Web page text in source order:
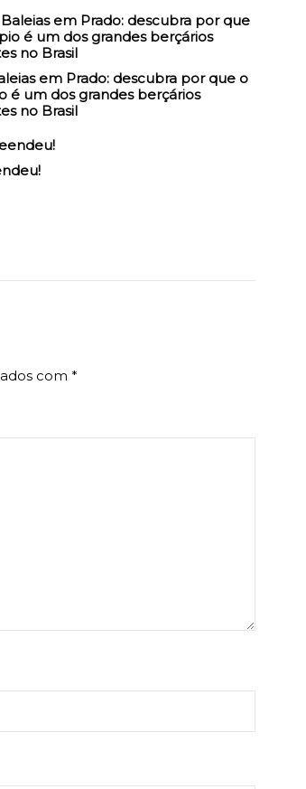
em Prado: descubra por que o
é um dos grandes berçários
no Brasil
com *